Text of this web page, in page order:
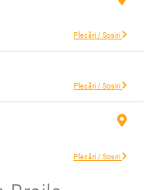
Plecări / Sosiri
Plecări / Sosiri
Plecări / Sosiri